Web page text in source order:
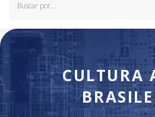
CULTURA